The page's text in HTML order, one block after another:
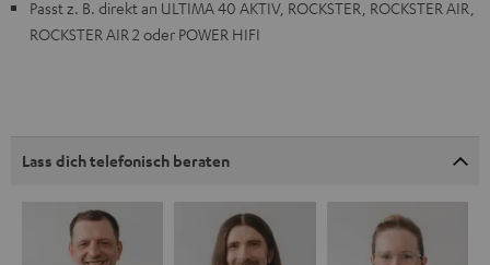
Passt z. B. direkt an ULTIMA 40 AKTIV, ROCKSTER, ROCKSTER AIR,
ROCKSTER AIR 2 oder POWER HIFI
Lass dich telefonisch beraten